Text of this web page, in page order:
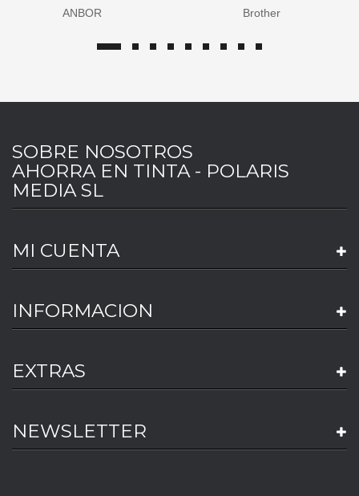
SOBRE NOSOTROS
AHORRA EN TINTA - POLARIS
MEDIA SL
MI CUENTA
INFORMACION
EXTRAS
NEWSLETTER